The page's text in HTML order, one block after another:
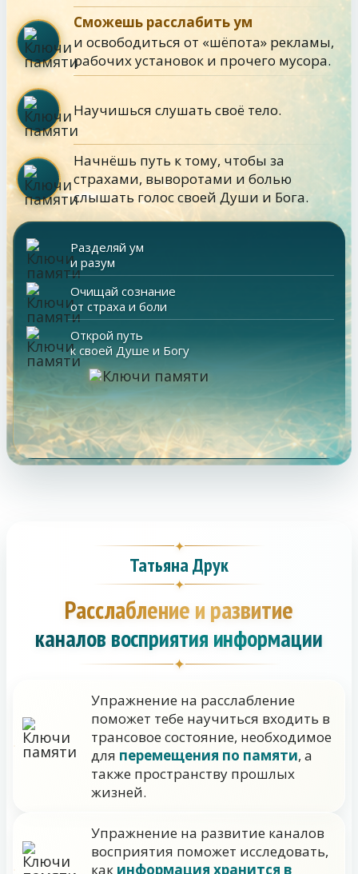
Сможешь расслабить ум
и освободиться от «шёпота» рекламы,
рабочих установок и прочего мусора.
Научишься слушать своё тело.
Начнёшь путь к тому, чтобы за
страхами, выворотами и болью
слышать голос своей Души и Бога.
Разделяй ум
и разум
Очищай сознание
от страха и боли
Открой путь
к своей Душе и Богу
✦
Татьяна Друк
✦
Расслабление и развитие
каналов восприятия информации
✦
Упражнение на расслабление
поможет тебе научиться входить в
трансовое состояние, необходимое
для перемещения по памяти, а
также пространству прошлых
жизней.
Упражнение на развитие каналов
восприятия поможет исследовать,
как информация хранится в